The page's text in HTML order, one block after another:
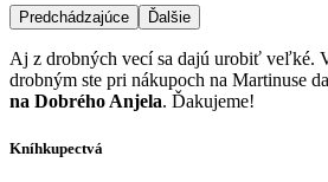
Predchádzajúce Ďalšie
Aj z drobných vecí sa dajú urobiť veľké.
drobným ste pri nákupoch na Martinuse
na Dobrého Anjela. Ďakujeme!
Kníhkupectvá